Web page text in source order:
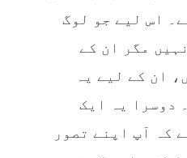
اس لیے جو لوگ
مگر ان کے
ان کے لیے یہ
دوسرا یہ ایک
کہ آپ اپنے تصور